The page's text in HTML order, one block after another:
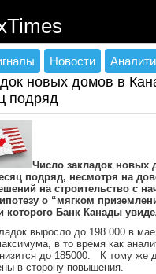
Новости
новых домов в
подряд
Число закладок новых
подряд, несмотря на
на строительство с
о “мягком
которого Банк Канады
выросло до 198 000 в
в то время как
до 185000. К тому же
в сторону повышения.